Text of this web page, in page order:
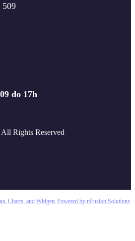
do 17h
Rights Reserved
, Charts, and Widgets Powered by nFusion Solutions